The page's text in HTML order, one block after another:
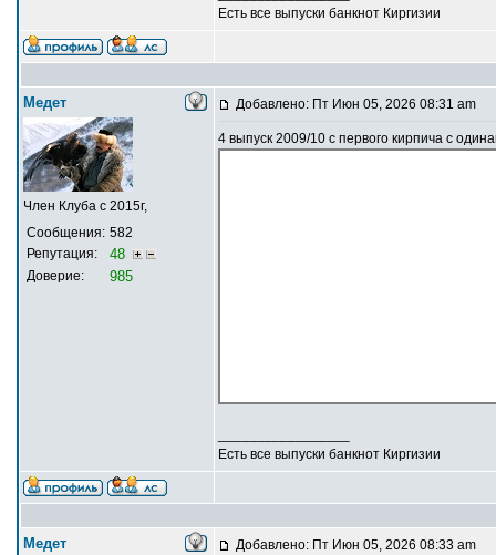
Есть все выпуски банкнот Киргизии
Медет
Член Клуба с 2015г,
Сообщения: 582
Репутация:
48
Доверие: 985
Добавлено: Пт Июн 05, 2026 08:31 am
4 выпуск 2009/10 с первого кирпича с
Есть все выпуски банкнот Киргизии
Медет Добавлено: Пт Июн 05, 2026 08:33 am